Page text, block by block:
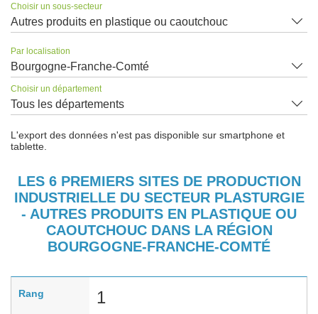
Choisir un sous-secteur
Autres produits en plastique ou caoutchouc
Par localisation
Bourgogne-Franche-Comté
Choisir un département
Tous les départements
L'export des données n'est pas disponible sur smartphone et
tablette.
LES 6 PREMIERS SITES DE PRODUCTION
INDUSTRIELLE DU SECTEUR PLASTURGIE
- AUTRES PRODUITS EN PLASTIQUE OU
CAOUTCHOUC DANS LA RÉGION
BOURGOGNE-FRANCHE-COMTÉ
Rang 1